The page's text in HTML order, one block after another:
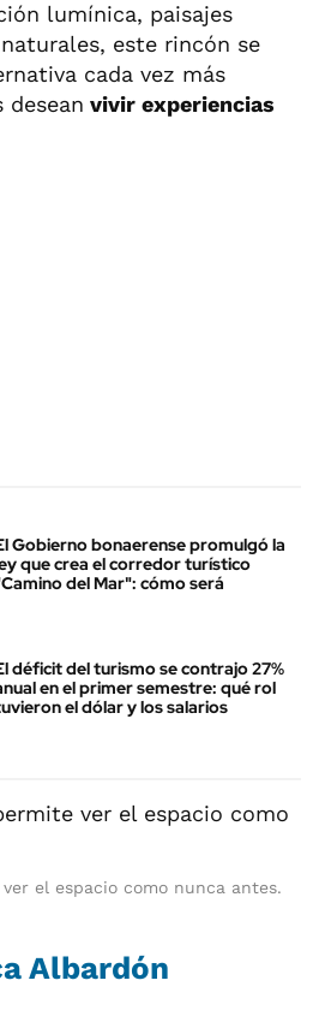
lumínica, paisajes
este rincón se
cada vez más
desean vivir experiencias
Gobierno bonaerense promulgó la
que crea el corredor turístico
del Mar": cómo será
déficit del turismo se contrajo 27%
en el primer semestre: qué rol
el dólar y los salarios
el espacio como nunca antes.
Albardón